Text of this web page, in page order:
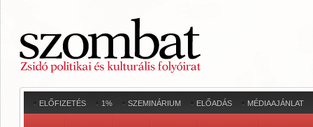
ELŐFIZETÉS 1% SZEMINÁRIUM ELŐADÁS MÉDIAAJÁNLAT